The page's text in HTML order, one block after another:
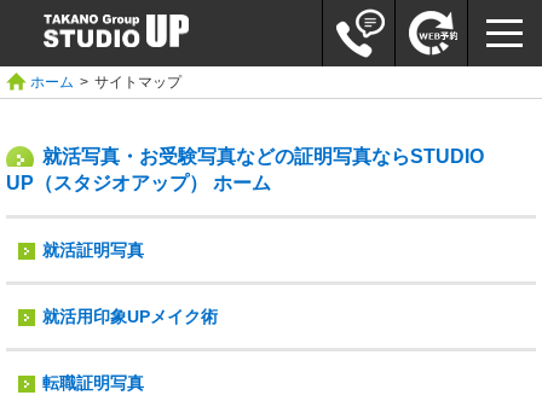
ホーム > サイトマップ
就活写真・お受験写真などの証明写真ならSTUDIO
UP（スタジオアップ） ホーム
就活証明写真
就活用印象UPメイク術
転職証明写真